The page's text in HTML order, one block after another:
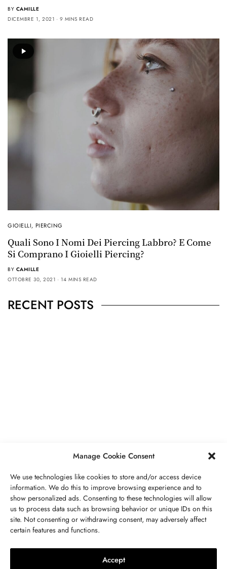
Manage Cookie Consent
We use technologies like cookies to store and/or access device
information. We do this to improve browsing experience and to
show personalized ads. Consenting to these technologies will allow
us to process data such as browsing behavior or unique IDs on this
site. Not consenting or withdrawing consent, may adversely affect
certain features and functions.
Accept
BY CAMILLE
DICEMBRE 1, 2021
9 MINS READ
GIOIELLI, PIERCING
Quali Sono I Nomi Dei Piercing Labbro? E Come
Si Comprano I Gioielli Piercing?
BY CAMILLE
OTTOBRE 30, 2021
14 MINS READ
RECENT POSTS
Colori E Significati Degli Anelli
Dell’umore: Cos’è Un Anello
INFORMAZIONI SU JOUÉ